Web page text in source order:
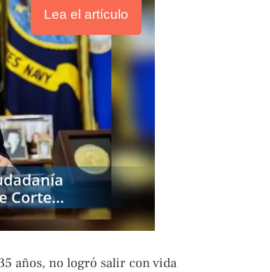
Lea el artículo
años, no logró salir con vida